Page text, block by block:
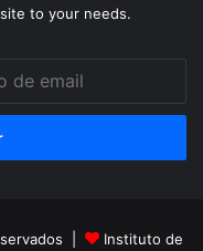
to your needs.
| Instituto de